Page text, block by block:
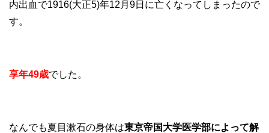
内出血で1916(大正5)年12月9日に亡くなってしまったので
す。
享年49歳でした。
なんでも夏目漱石の身体は東京帝国大学医学部によって解